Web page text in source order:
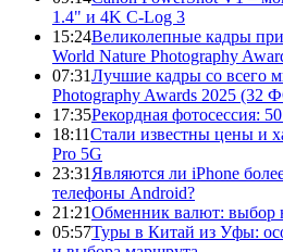
1.4" и 4K C-Log 3
15:24Великолепные кадры
World Nature Photography
07:31Лучшие кадры со всего
Photography Awards 2025 (32
17:35Рекордная фотосессия:
18:11Стали известны цены и
Pro 5G
23:31 Являются ли iPhone
телефоны Android?
21:21Обменник валют: выбор
05:57Туры в Китай из Уфы: